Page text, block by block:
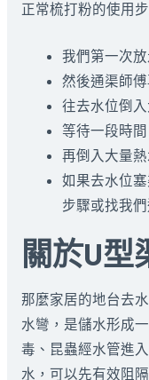
正常梳打粉的使用步
我們第一次
然後通渠師
往去水位倒
等待一段時
再倒入大量
如果去水位
步驟或找我
關於U型
那麼家居的地台去
水彎，是儲水形成
毒、昆蟲經水管進
水，可以先有效阻